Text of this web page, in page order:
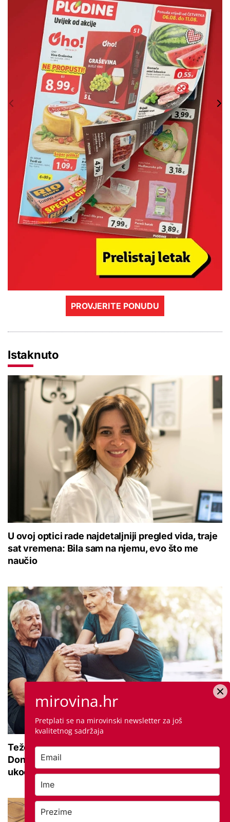
PROVJERITE PONUDU
Istaknuto
U ovoj optici rade najdetaljniji pregled vida, traje
sat vremena: Bila sam na njemu, evo što me
naučio
Teže se krećete zbog bolnih zglobova?
Donosimo savjete za lakši pokret i ublažavanje
ukočenosti
mirovina.hr
Pretplati se na mirovinski newsletter za još
kvalitetnog sadržaja